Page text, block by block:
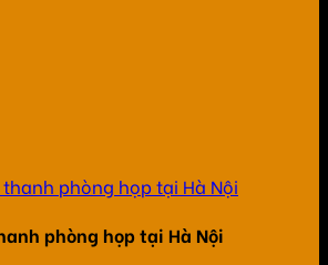
phòng họp tại Hà Nội